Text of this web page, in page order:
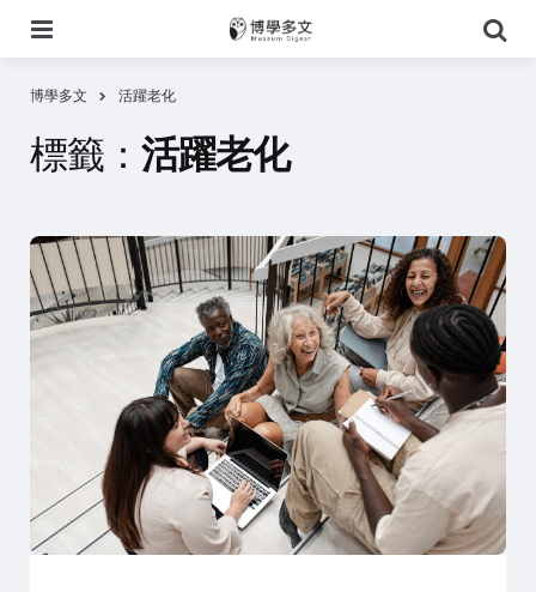
尋
博學多文 活躍老化
標籤： 活躍老化